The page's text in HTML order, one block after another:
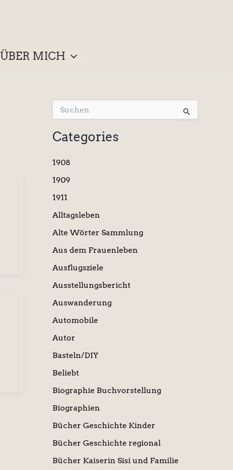
ÜBER MICH
u
c
h
n
a
h
Categories
1908
1909
1911
Alltagsleben
Alte Wörter Sammlung
Aus dem Frauenleben
Ausflugsziele
Ausstellungsbericht
Auswanderung
Automobile
Autor
Basteln/DIY
Beliebt
Biographie Buchvorstellung
Biographien
Bücher Geschichte Kinder
Bücher Geschichte regional
Bücher Kaiserin Sisi und Familie